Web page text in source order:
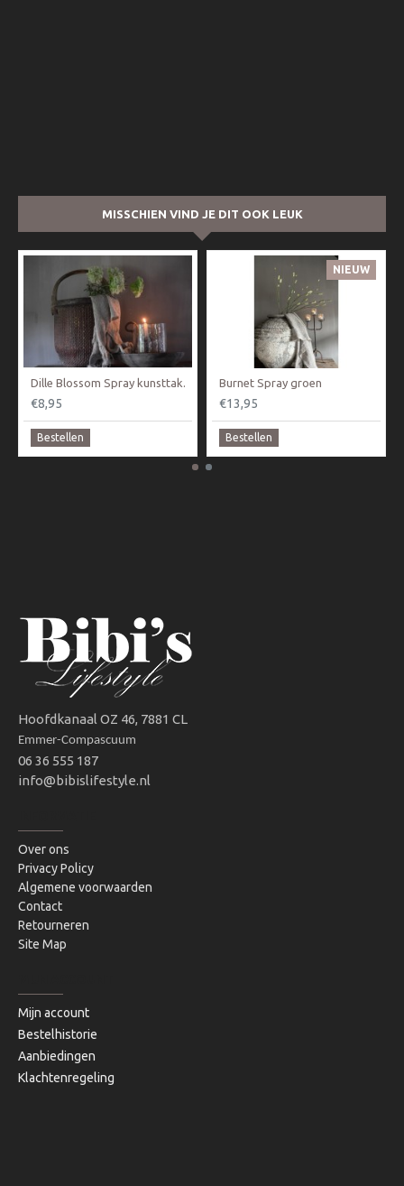
MISSCHIEN VIND JE DIT OOK LEUK
Dille Blossom Spray kunsttak.
€8,95
Bestellen
NIEUW
Burnet Spray groen
€13,95
Bestellen
Hoofdkanaal OZ 46, 7881 CL
Emmer-Compascuum
06 36 555 187
info@bibislifestyle.nl
Over ons
Privacy Policy
Algemene voorwaarden
Contact
Retourneren
Site Map
Mijn account
Bestelhistorie
Aanbiedingen
Klachtenregeling